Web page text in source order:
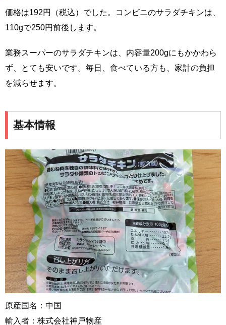
価格は192円（税込）でした。コンビニのサラダチキンは、
110gで250円前後します。
業務スーパーのサラダチキンは、内容量200gにもかかわら
ず、とても安いです。毎日、食べている方も、家計の負担
を減らせます。
基本情報
原産国名：中国
輸入者：株式会社神戸物産